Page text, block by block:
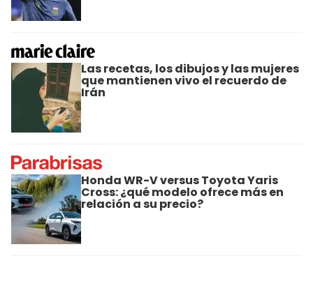
Las recetas, los dibujos y las mujeres
que mantienen vivo el recuerdo de
Irán
Honda WR-V versus Toyota Yaris
Cross: ¿qué modelo ofrece más en
relación a su precio?